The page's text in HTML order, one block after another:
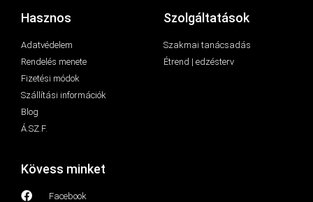
Hasznos
Adatvédelem
Rendelés menete
Fizetési módok
Szállítási információk
Blog
Á.SZ.F.
Szolgáltatások
Szakmai tanácsadás
Étrend | edzésterv
Kövess minket
Facebook